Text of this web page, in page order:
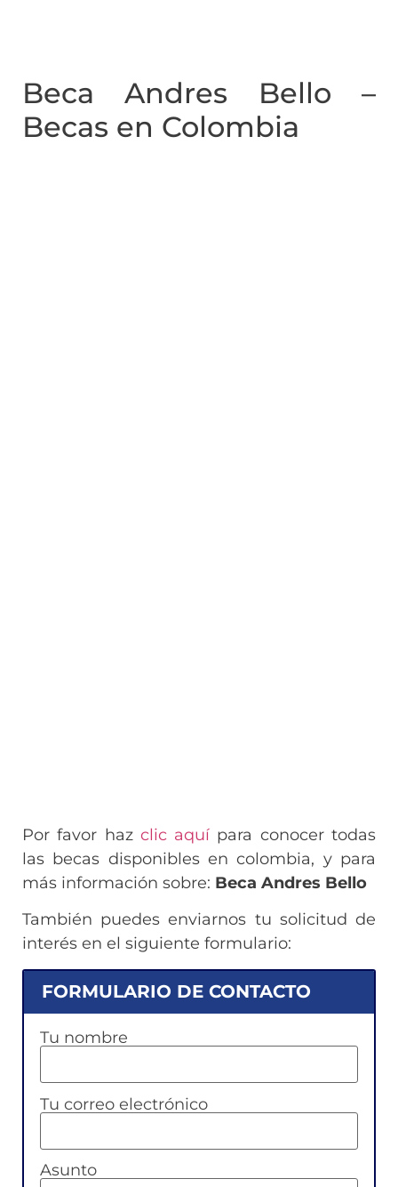
Beca Andres Bello –
Becas en Colombia
Por favor haz clic aquí para conocer todas
las becas disponibles en colombia, y para
más información sobre: Beca Andres Bello
También puedes enviarnos tu solicitud de
interés en el siguiente formulario:
FORMULARIO DE CONTACTO
Tu nombre
Tu correo electrónico
Asunto